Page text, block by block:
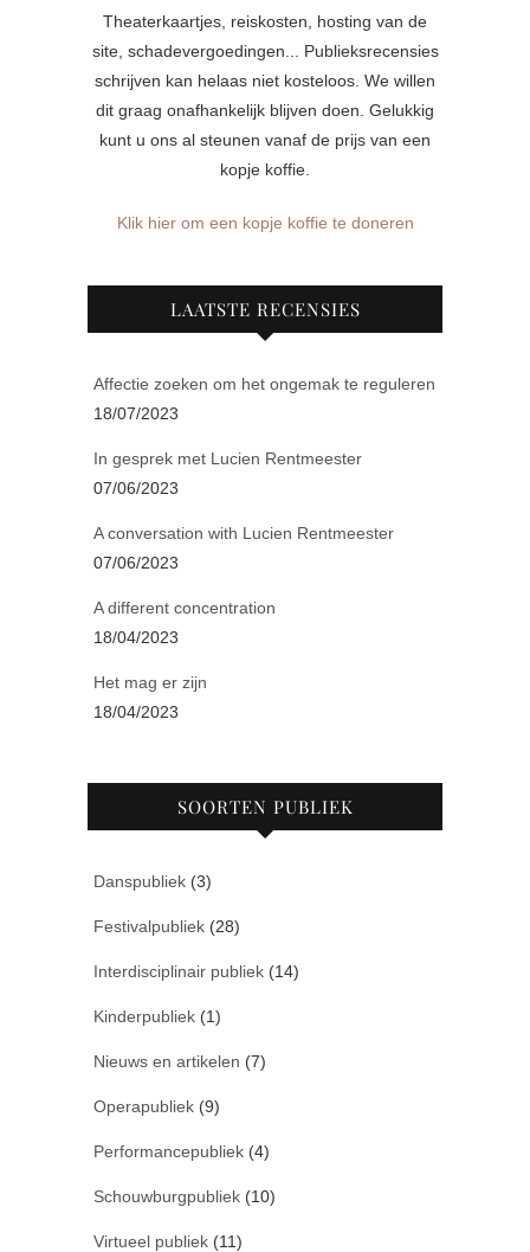
Theaterkaartjes, reiskosten, hosting van de
site, schadevergoedingen... Publieksrecensies
schrijven kan helaas niet kosteloos. We willen
dit graag onafhankelijk blijven doen. Gelukkig
kunt u ons al steunen vanaf de prijs van een
kopje koffie.
Klik hier om een kopje koffie te doneren
LAATSTE RECENSIES
Affectie zoeken om het ongemak te reguleren
18/07/2023
In gesprek met Lucien Rentmeester
07/06/2023
A conversation with Lucien Rentmeester
07/06/2023
A different concentration
18/04/2023
Het mag er zijn
18/04/2023
SOORTEN PUBLIEK
Danspubliek (3)
Festivalpubliek (28)
Interdisciplinair publiek (14)
Kinderpubliek (1)
Nieuws en artikelen (7)
Operapubliek (9)
Performancepubliek (4)
Schouwburgpubliek (10)
Virtueel publiek (11)